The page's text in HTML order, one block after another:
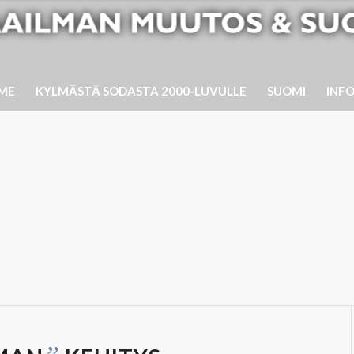
KYLMÄSTÄ SODASTA 2000-LUVULLE SUOMI